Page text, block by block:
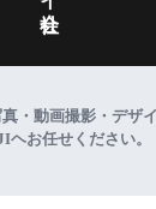
・動画撮影・デザ
ヘお任せください。